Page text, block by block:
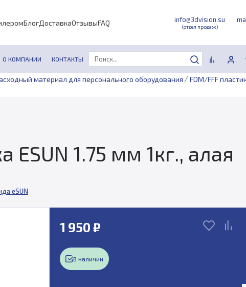
БлогДоставкаОтзывыFAQ info@3dvision.su
(отдел продаж)
О КОМПАНИИ КОНТАКТЫ
материал для персонального оборудования / FDM/FFF
ESUN 1.75 мм 1кг., алая
eSUN
1 950 ₽
В наличии